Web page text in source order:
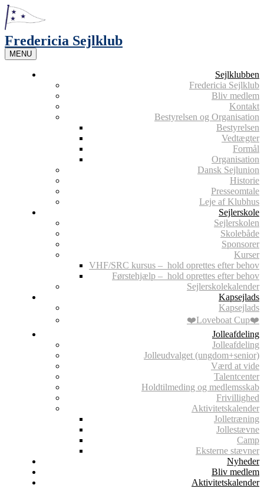
Skip
to
content
Fredericia Sejlklub
MENU
Sejlklubben
Fredericia Sejlklub
Bliv medlem
Kontakt
Bestyrelsen og Organisation
Bestyrelsen
Vedtægter
Formål
Organisation
Dansk Sejlunion
Historie
Presseomtale
Leje af Klubhus
Sejlerskole
Sejlerskolen
Skolebåde
Sponsorer
Kurser
VHF/SRC kursus – hold oprettes efter behov
Førstehjælp – hold oprettes efter behov
Sejlerskolekalender
Kapsejlads
Kapsejlads
❤️Loveboat Cup❤️
Jolleafdeling
Jolleafdeling
Jolleudvalget (ungdom+senior)
Værd at vide
Talentcenter
Holdtilmeding og medlemsskab
Frivillighed
Aktivitetskalender
Jolletræning
Jollestævne
Camp
Eksterne stævner
Nyheder
Bliv medlem
Aktivitetskalender